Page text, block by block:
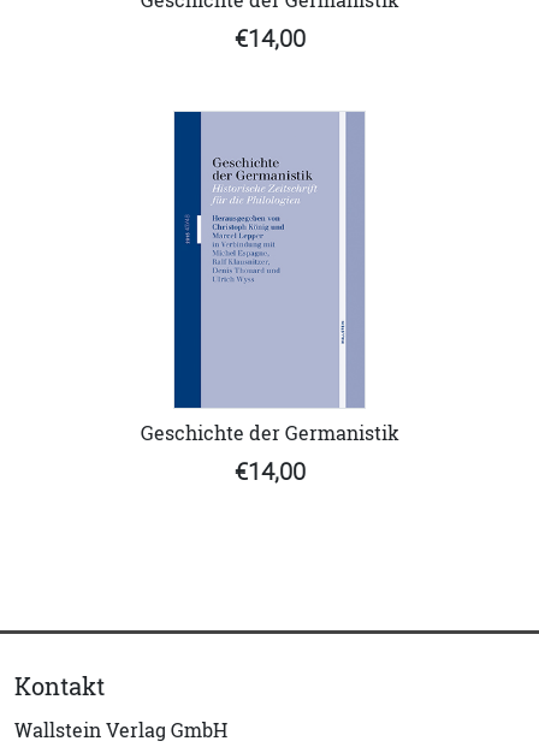
€14,00
Geschichte der Germanistik
€14,00
Kontakt
Wallstein Verlag GmbH